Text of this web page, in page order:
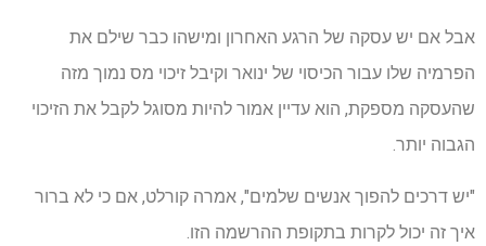
אבל אם יש עסקה של הרגע האחרון ומישהו כבר שילם את
הפרמיה שלו עבור הכיסוי של ינואר וקיבל זיכוי מס נמוך מזה
שהעסקה מספקת, הוא עדיין אמור להיות מסוגל לקבל את הזיכוי
הגבוה יותר.
"יש דרכים להפוך אנשים שלמים", אמרה קורלט, אם כי לא ברור
איך זה יכול לקרות בתקופת ההרשמה הזו.